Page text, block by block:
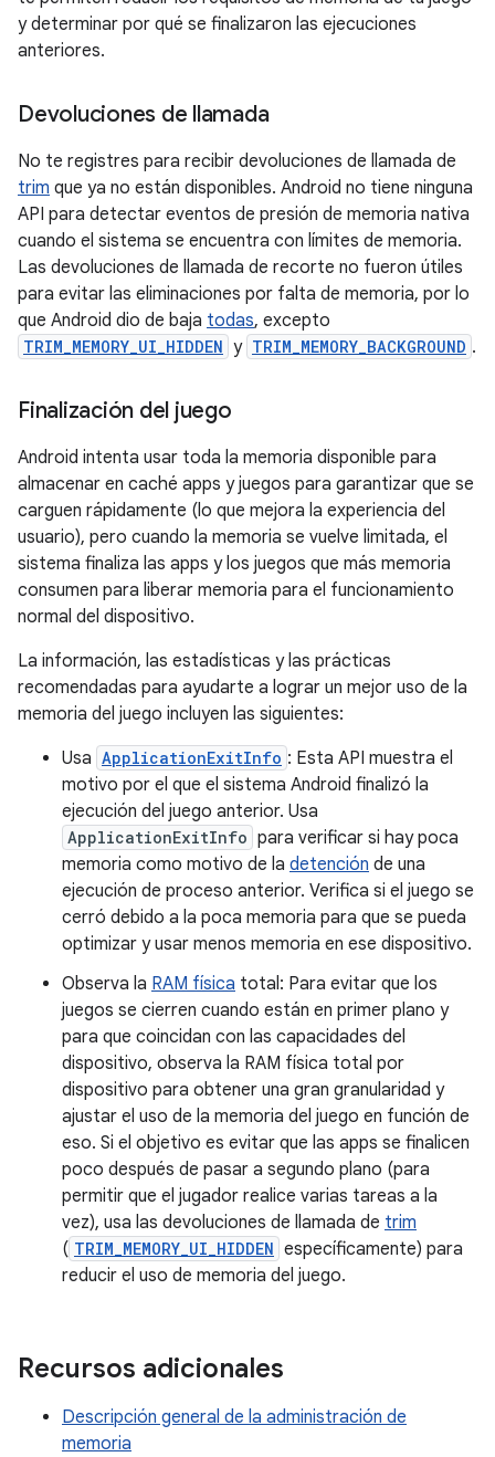
y determinar por qué se finalizaron las ejecuciones
anteriores.
Devoluciones de llamada
No te registres para recibir devoluciones de llamada de
trim que ya no están disponibles. Android no tiene ninguna
API para detectar eventos de presión de memoria nativa
cuando el sistema se encuentra con límites de memoria.
Las devoluciones de llamada de recorte no fueron útiles
para evitar las eliminaciones por falta de memoria, por lo
que Android dio de baja todas, excepto
TRIM_MEMORY_UI_HIDDEN y TRIM_MEMORY_BACKGROUND .
Finalización del juego
Android intenta usar toda la memoria disponible para
almacenar en caché apps y juegos para garantizar que se
carguen rápidamente (lo que mejora la experiencia del
usuario), pero cuando la memoria se vuelve limitada, el
sistema finaliza las apps y los juegos que más memoria
consumen para liberar memoria para el funcionamiento
normal del dispositivo.
La información, las estadísticas y las prácticas
recomendadas para ayudarte a lograr un mejor uso de la
memoria del juego incluyen las siguientes:
Usa ApplicationExitInfo : Esta API muestra el
motivo por el que el sistema Android finalizó la
ejecución del juego anterior. Usa
ApplicationExitInfo para verificar si hay poca
memoria como motivo de la detención de una
ejecución de proceso anterior. Verifica si el juego se
cerró debido a la poca memoria para que se pueda
optimizar y usar menos memoria en ese dispositivo.
Observa la RAM física total: Para evitar que los
juegos se cierren cuando están en primer plano y
para que coincidan con las capacidades del
dispositivo, observa la RAM física total por
dispositivo para obtener una gran granularidad y
ajustar el uso de la memoria del juego en función de
eso. Si el objetivo es evitar que las apps se finalicen
poco después de pasar a segundo plano (para
permitir que el jugador realice varias tareas a la
vez), usa las devoluciones de llamada de trim
( TRIM_MEMORY_UI_HIDDEN específicamente) para
reducir el uso de memoria del juego.
Recursos adicionales
Descripción general de la administración de
memoria